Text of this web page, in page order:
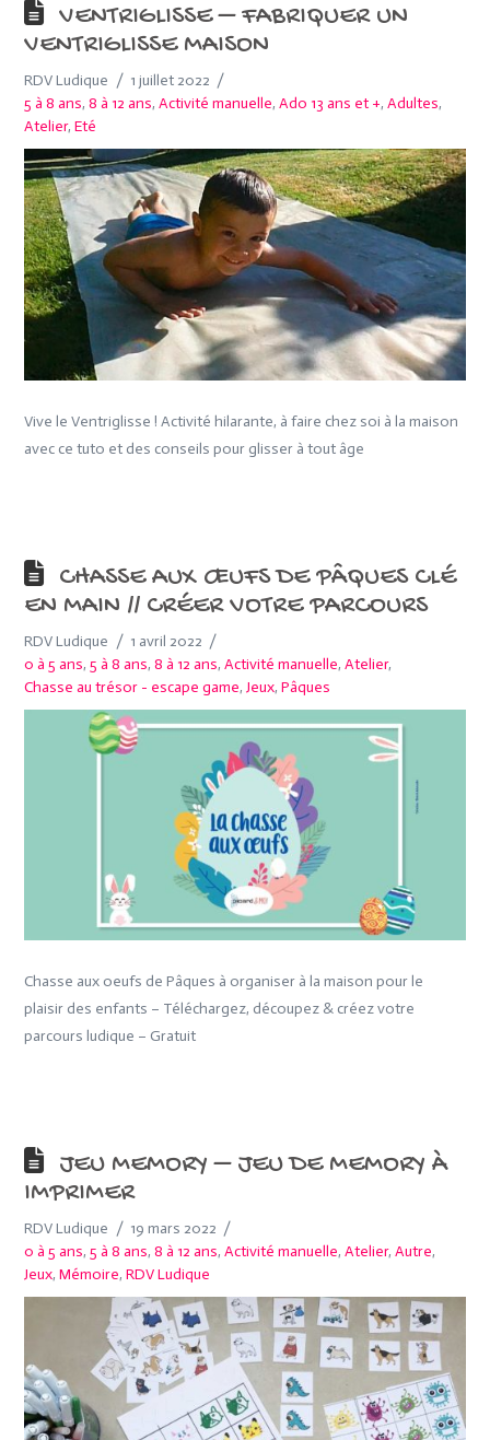
VENTRIGLISSE – FABRIQUER UN
VENTRIGLISSE MAISON
RDV Ludique
1 juillet 2022
5 à 8 ans,8 à 12 ans,Activité manuelle,Ado 13 ans et +,Adultes,
Atelier,Eté
Vive le Ventriglisse ! Activité hilarante, à faire chez soi à la maison
avec ce tuto et des conseils pour glisser à tout âge
CHASSE AUX ŒUFS DE PÂQUES CLÉ
EN MAIN // CRÉER VOTRE PARCOURS
RDV Ludique
1 avril 2022
0 à 5 ans,5 à 8 ans,8 à 12 ans,Activité manuelle,Atelier,
Chasse au trésor - escape game,Jeux,Pâques
Chasse aux oeufs de Pâques à organiser à la maison pour le
plaisir des enfants – Téléchargez, découpez & créez votre
parcours ludique – Gratuit
JEU MEMORY – JEU DE MEMORY À
IMPRIMER
RDV Ludique
19 mars 2022
0 à 5 ans,5 à 8 ans,8 à 12 ans,Activité manuelle,Atelier,Autre,
Jeux,Mémoire,RDV Ludique